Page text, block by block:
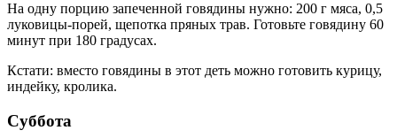
На одну порцию запеченной говядины нужно: 200 г мяса, 0,5
луковицы-порей, щепотка пряных трав. Готовьте говядину 60
минут при 180 градусах.
Кстати: вместо говядины в этот деть можно готовить курицу,
индейку, кролика.
Суббота